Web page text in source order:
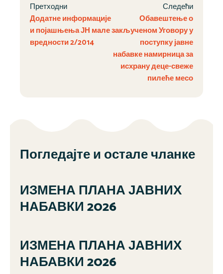
Претходни
Додатне информације
и појашњења ЈН мале
вредности 2/2014
Следећи
Обавештење о
закљученом Уговору у
поступку јавне
набавке намирница за
исхрану деце-свеже
пилеће месо
Погледајте и остале чланке
ИЗМЕНА ПЛАНА ЈАВНИХ
НАБАВКИ 2026
ИЗМЕНА ПЛАНА ЈАВНИХ
НАБАВКИ 2026